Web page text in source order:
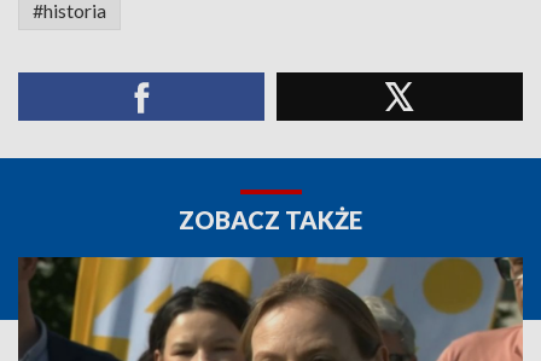
#historia
ZOBACZ TAKŻE